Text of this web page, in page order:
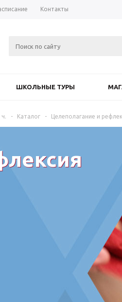
Контакты
ШКОЛЬНЫЕ ТУРЫ
ч. - Каталог - Целеполагание и